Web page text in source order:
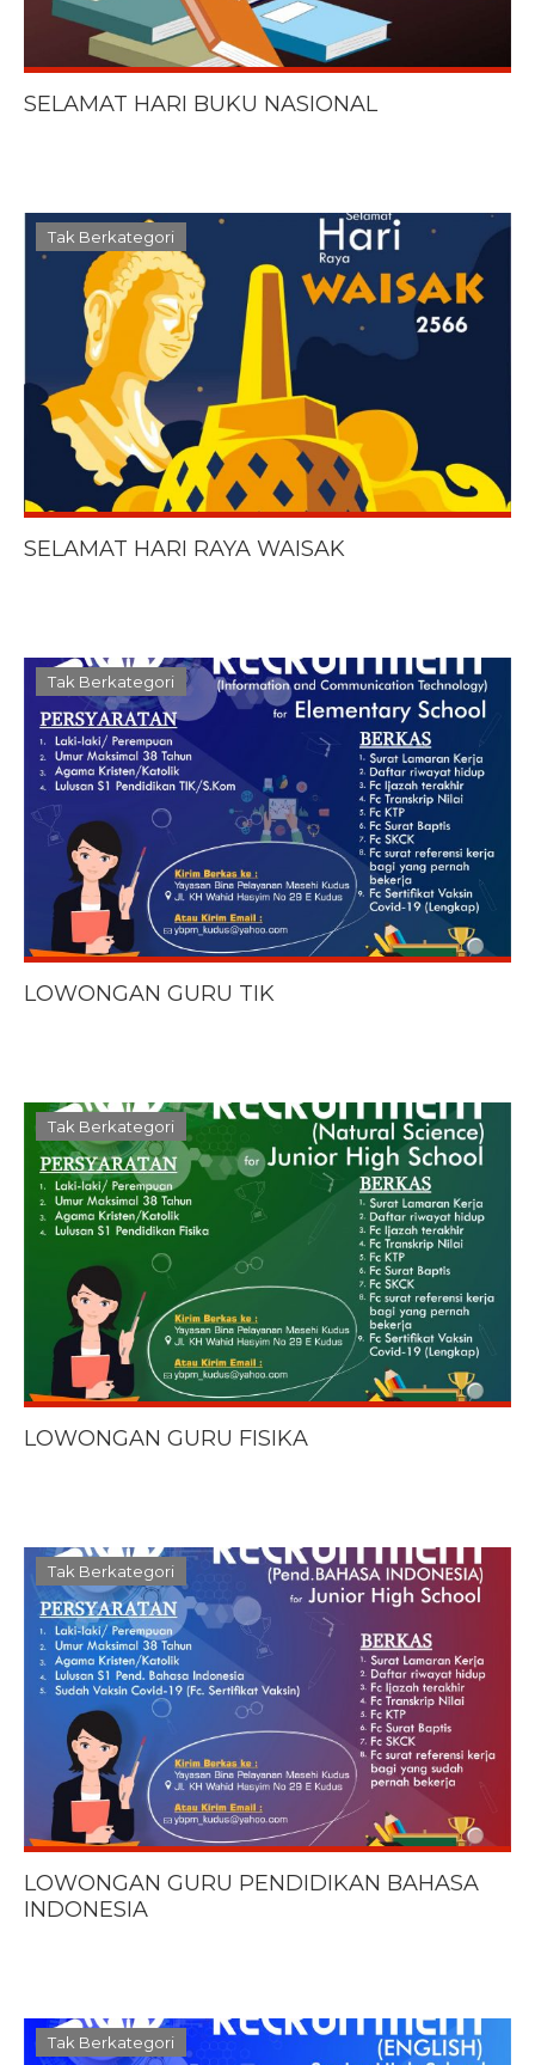
SELAMAT HARI BUKU NASIONAL
Tak Berkategori
SELAMAT HARI RAYA WAISAK
Tak Berkategori
LOWONGAN GURU TIK
Tak Berkategori
LOWONGAN GURU FISIKA
Tak Berkategori
LOWONGAN GURU PENDIDIKAN BAHASA
INDONESIA
Tak Berkategori